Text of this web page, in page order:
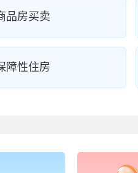
品房买卖
障性住房